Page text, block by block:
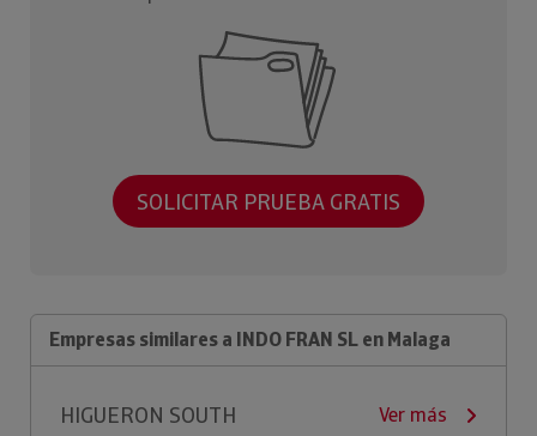
SOLICITAR PRUEBA GRATIS
Empresas similares a INDO FRAN SL en Malaga
HIGUERON SOUTH
Ver más